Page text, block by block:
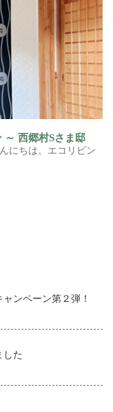
～ 西郷村Sさま邸
にちは。エコリビン
ンペーン第２弾！
した